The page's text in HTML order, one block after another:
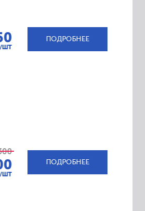
ШТ
ПОДРОБНЕЕ
ШТ
ПОДРОБНЕЕ